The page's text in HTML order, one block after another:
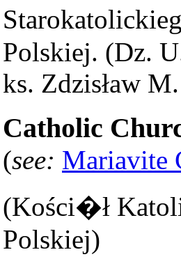
Polskiej. (Dz.
ks. Zdzisław
Catholic
(see: Mariavite
(Kości�ł
Polskiej)